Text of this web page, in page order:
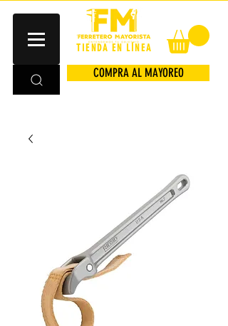
TIENDA EN LÍNEA
COMPRA AL MAYOREO